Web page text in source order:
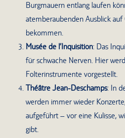
Burgmauern entlang laufen
atemberaubenden Ausblick auf
bekommen.
Musée de l’Inquisition: Das
für schwache Nerven. Hier
Folterinstrumente vorgestellt.
Théâtre Jean-Deschamps: In
werden immer wieder
aufgeführt – vor eine Kulisse,
gibt.